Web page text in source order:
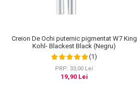
Creion De Ochi puternic pigmentat W7 King
Kohl- Blackest Black (Negru)
(1)
PRP: 33,00 Lei
19,90 Lei